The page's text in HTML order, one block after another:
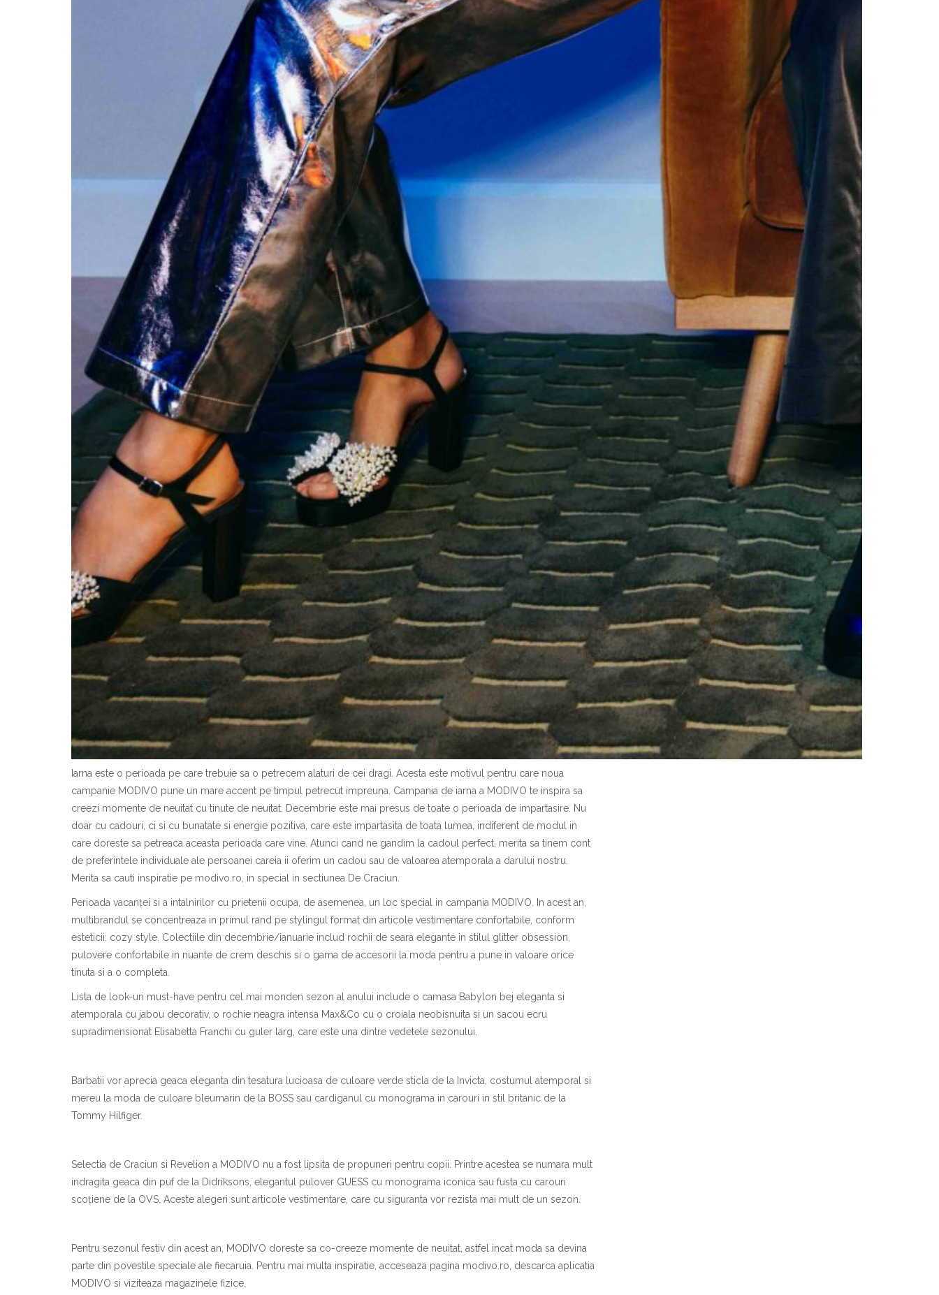
Iarna este o perioada pe care trebuie sa o petrecem alaturi de cei dragi. Acesta este motivul pentru care noua
campanie MODIVO pune un mare accent pe timpul petrecut impreuna. Campania de iarna a MODIVO te inspira sa
creezi momente de neuitat cu tinute de neuitat. Decembrie este mai presus de toate o perioada de impartasire. Nu
doar cu cadouri, ci si cu bunatate si energie pozitiva, care este impartasita de toata lumea, indiferent de modul in
care doreste sa petreaca aceasta perioada care vine. Atunci cand ne gandim la cadoul perfect, merita sa tinem cont
de preferintele individuale ale persoanei careia ii oferim un cadou sau de valoarea atemporala a darului nostru.
Merita sa cauti inspiratie pe modivo.ro, in special in sectiunea De Craciun.
Perioada vacanței si a intalnirilor cu prietenii ocupa, de asemenea, un loc special in campania MODIVO. In acest an,
multibrandul se concentreaza in primul rand pe stylingul format din articole vestimentare confortabile, conform
esteticii: cozy style. Colectiile din decembrie/ianuarie includ rochii de seara elegante in stilul glitter obsession,
pulovere confortabile in nuante de crem deschis si o gama de accesorii la moda pentru a pune in valoare orice
tinuta si a o completa.
Lista de look-uri must-have pentru cel mai monden sezon al anului include o camasa Babylon bej eleganta si
atemporala cu jabou decorativ, o rochie neagra intensa Max&Co cu o croiala neobisnuita si un sacou ecru
supradimensionat Elisabetta Franchi cu guler larg, care este una dintre vedetele sezonului.
Barbatii vor aprecia geaca eleganta din tesatura lucioasa de culoare verde sticla de la Invicta, costumul atemporal si
mereu la moda de culoare bleumarin de la BOSS sau cardiganul cu monograma in carouri in stil britanic de la
Tommy Hilfiger.
Selectia de Craciun si Revelion a MODIVO nu a fost lipsita de propuneri pentru copii. Printre acestea se numara mult
indragita geaca din puf de la Didriksons, elegantul pulover GUESS cu monograma iconica sau fusta cu carouri
scoțiene de la OVS. Aceste alegeri sunt articole vestimentare, care cu siguranta vor rezista mai mult de un sezon.
Pentru sezonul festiv din acest an, MODIVO doreste sa co-creeze momente de neuitat, astfel incat moda sa devina
parte din povestile speciale ale fiecaruia. Pentru mai multa inspiratie, acceseaza pagina modivo.ro, descarca aplicatia
MODIVO si viziteaza magazinele fizice.